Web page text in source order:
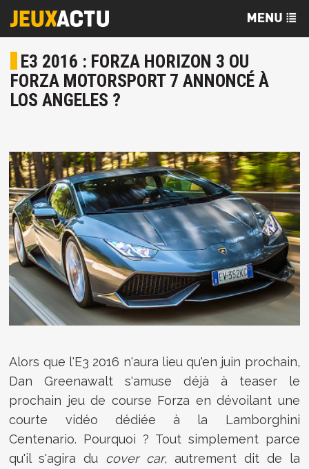
E3 2016 : FORZA HORIZON 3 OU
FORZA MOTORSPORT 7 ANNONCÉ À
LOS ANGELES ?
Alors que l'E3 2016 n'aura lieu qu'en juin prochain,
Dan Greenawalt s'amuse déjà à teaser le
prochain jeu de course Forza en dévoilant une
courte vidéo dédiée à la Lamborghini
Centenario. Pourquoi ? Tout simplement parce
qu'il s'agira du cover car, autrement dit de la